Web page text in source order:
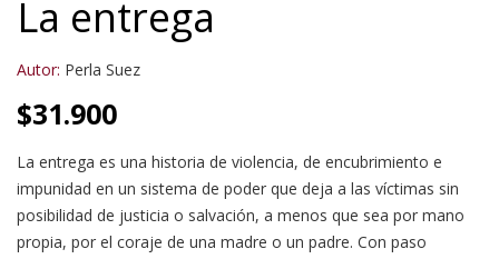
La entrega
Autor: Perla Suez
$31.900
La entrega es una historia de violencia, de encubrimiento e
impunidad en un sistema de poder que deja a las víctimas sin
posibilidad de justicia o salvación, a menos que sea por mano
propia, por el coraje de una madre o un padre. Con paso